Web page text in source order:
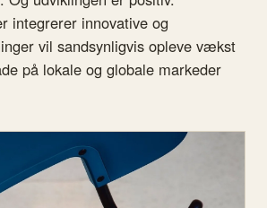
integrerer innovative og
vil sandsynligvis opleve vækst
på lokale og globale markeder